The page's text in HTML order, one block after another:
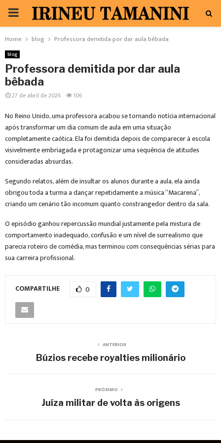
PRIMARY
MENU
Home blog Professora demitida por dar aula bêbada
blog
Professora demitida por dar aula
bêbada
27 de abril de 2026 106
No Reino Unido, uma professora acabou se tornando notícia internacional
após transformar um dia comum de aula em uma situação
completamente caótica. Ela foi demitida depois de comparecer à escola
visivelmente embriagada e protagonizar uma sequência de atitudes
consideradas absurdas.
Segundo relatos, além de insultar os alunos durante a aula, ela ainda
obrigou toda a turma a dançar repetidamente a música “Macarena”,
criando um cenário tão incomum quanto constrangedor dentro da sala.
O episódio ganhou repercussão mundial justamente pela mistura de
comportamento inadequado, confusão e um nível de surrealismo que
parecia roteiro de comédia, mas terminou com consequências sérias para
sua carreira profissional.
COMPARTILHE 0
ANTERIOR
Búzios recebe royalties milionário
PRÓXIMO
Juíza militar de volta às origens